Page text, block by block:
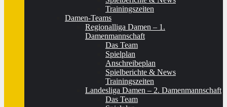
Trainingszeiten
Damen-Teams
Regionalliga Damen – 1.
Damenmannschaft
Das Team
Spielplan
Anschreibeplan
Spielberichte & News
Trainingszeiten
Landesliga Damen – 2. Damenmannschaft
Das Team